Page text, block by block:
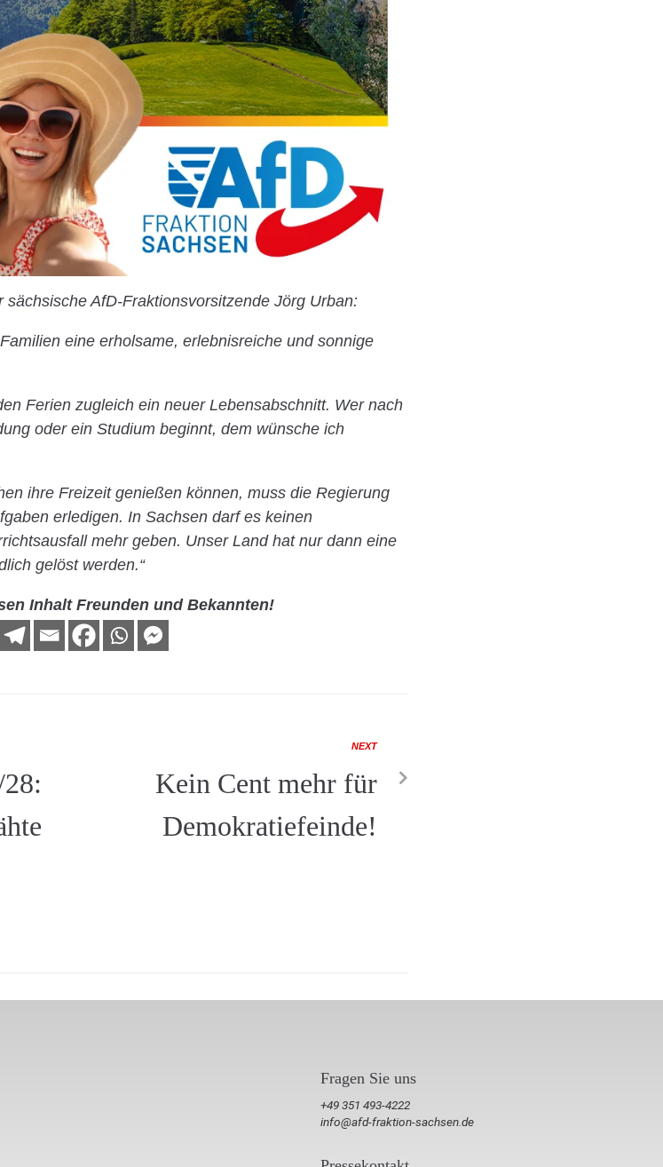
AfD-Fraktionsvorsitzende Jörg Urban:
eine erholsame, erlebnisreiche und sonnige
Ferien zugleich ein neuer Lebensabschnitt. Wer nach
oder ein Studium beginnt, dem wünsche ich
ihre Freizeit genießen können, muss die Regierung
erledigen. In Sachsen darf es keinen
mehr geben. Unser Land hat nur dann eine
gelöst werden.“
Inhalt Freunden und Bekannten!
NEXT
Kein Cent mehr für
Demokratiefeinde!
Fragen Sie uns
+49 351 493-4222
info@afd-fraktion-sachsen.de